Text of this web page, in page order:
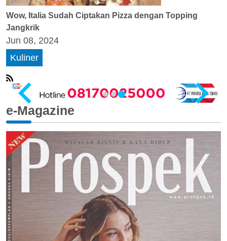
Wow, Italia Sudah Ciptakan Pizza dengan Topping
Jangkrik
Jun 08, 2024
Kuliner
…
e-Magazine